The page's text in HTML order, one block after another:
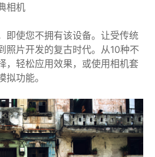
相机
即使您不拥有该设备。让受传统
照片开发的复古时代。从10种不
，轻松应用效果，或使用相机套
功能。